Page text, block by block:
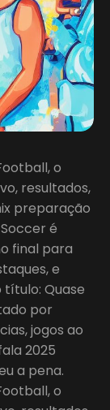
o
resultados,
preparação
é
final para
e
Quase
por
jogos ao
2025
a pena.
o